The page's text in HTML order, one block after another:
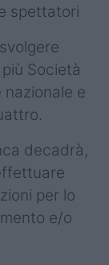
spettatori
Società
e
decadrà,
per lo
e/o